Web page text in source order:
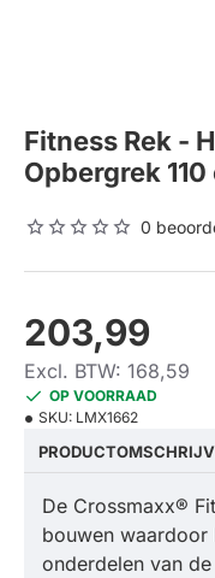
Fitness Rek -
Opbergrek 110
0
203,99
Excl. BTW: 168,59
OP VOORRAAD
SKU: LMX1662
De Crossmaxx®
bouwen waardoor
onderdelen van